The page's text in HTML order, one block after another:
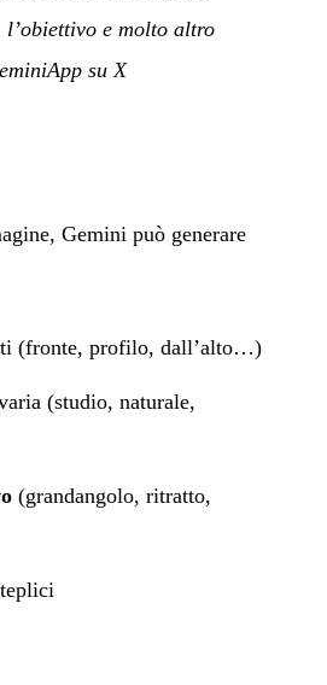
l’obiettivo e molto altro
su X
Gemini può generare
(fronte, profilo, dall’alto…)
(studio, naturale,
(grandangolo, ritratto,